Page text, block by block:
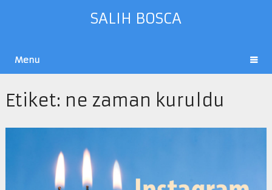
SALIH BOSCA
Menu
Etiket: ne zaman kuruldu